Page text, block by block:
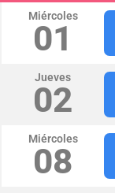
Miércoles
01
Jueves
02
Miércoles
08